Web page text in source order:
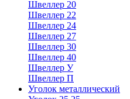
Швеллер 20
Швеллер 22
Швеллер 24
Швеллер 27
Швеллер 30
Швеллер 40
Швеллер У
Швеллер П
Уголок металлический